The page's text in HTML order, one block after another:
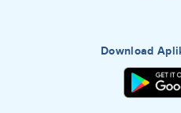
Download